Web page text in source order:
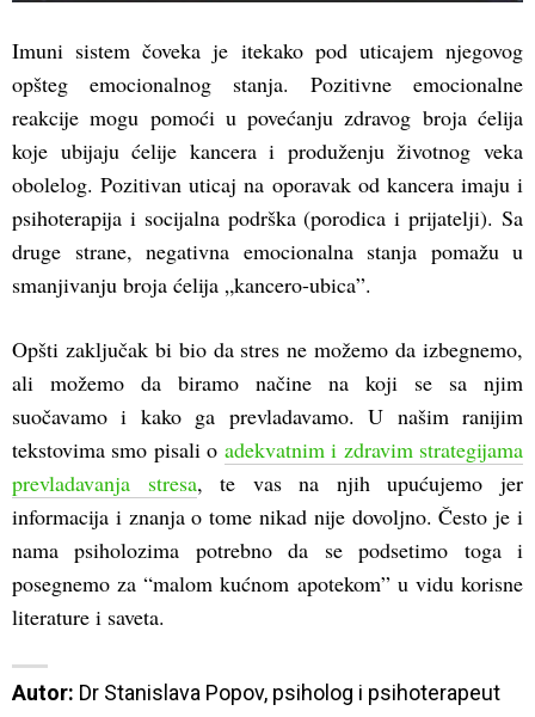
Imuni sistem čoveka je itekako pod uticajem njegovog
opšteg emocionalnog stanja. Pozitivne emocionalne
reakcije mogu pomoći u povećanju zdravog broja ćelija
koje ubijaju ćelije kancera i produženju životnog veka
obolelog. Pozitivan uticaj na oporavak od kancera imaju i
psihoterapija i socijalna podrška (porodica i prijatelji). Sa
druge strane, negativna emocionalna stanja pomažu u
smanjivanju broja ćelija „kancero-ubica”.
Opšti zaključak bi bio da stres ne možemo da izbegnemo,
ali možemo da biramo načine na koji se sa njim
suočavamo i kako ga prevladavamo. U našim ranijim
tekstovima smo pisali o adekvatnim i zdravim strategijama
prevladavanja stresa, te vas na njih upućujemo jer
informacija i znanja o tome nikad nije dovoljno. Često je i
nama psiholozima potrebno da se podsetimo toga i
posegnemo za “malom kućnom apotekom” u vidu korisne
literature i saveta.
Autor: Dr Stanislava Popov, psiholog i psihoterapeut